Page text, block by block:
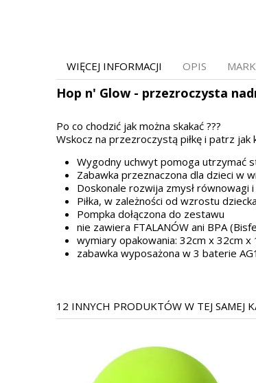
WIĘCEJ INFORMACJI OPIS
Hop n' Glow - przezroczysta
Po co chodzić jak można skakać ???
Wskocz na przezroczystą piłkę i patrz jak
Wygodny uchwyt pomoga utrzymać
Zabawka przeznaczona dla dzieci w
Doskonale rozwija zmysł równowagi
Piłka, w zależności od wzrostu
Pompka dołączona do zestawu
nie zawiera FTALANÓW ani BPA
wymiary opakowania: 32cm x 32cm x
zabawka wyposażona w 3 baterie
12 INNYCH PRODUKTÓW W TEJ SAMEJ